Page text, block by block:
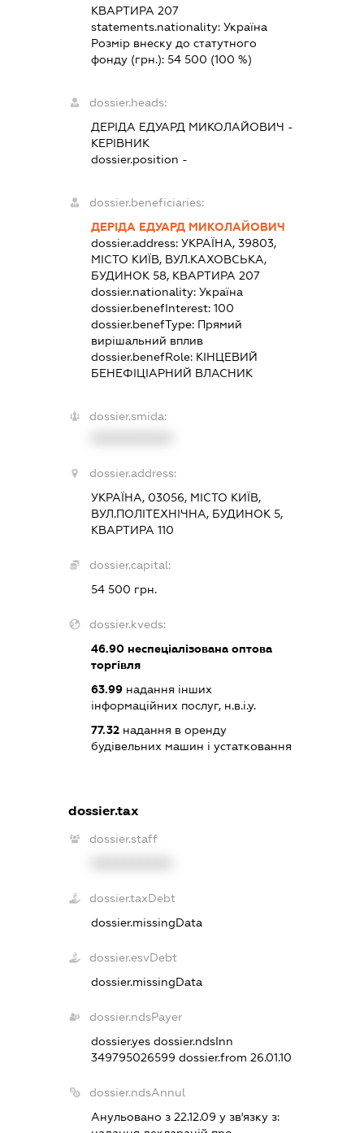
КВАРТИРА 207
statements.nationality: Україна
Розмір внеску до статутного
фонду (грн.): 54 500 (100 %)
dossier.heads:
ДЕРІДА ЕДУАРД МИКОЛАЙОВИЧ -
КЕРІВНИК
dossier.position -
dossier.beneficiaries:
ДЕРІДА ЕДУАРД МИКОЛАЙОВИЧ
dossier.address: УКРАЇНА, 39803,
МІСТО КИЇВ, ВУЛ.КАХОВСЬКА,
БУДИНОК 58, КВАРТИРА 207
dossier.nationality: Україна
dossier.benefInterest: 100
dossier.benefType: Прямий
вирішальний вплив
dossier.benefRole: КІНЦЕВИЙ
БЕНЕФІЦІАРНИЙ ВЛАСНИК
dossier.smida:
dossier.address:
УКРАЇНА, 03056, МІСТО КИЇВ,
ВУЛ.ПОЛІТЕХНІЧНА, БУДИНОК 5,
КВАРТИРА 110
dossier.capital:
54 500 грн.
dossier.kveds:
46.90неспеціалізована оптова
торгівля
63.99надання інших
інформаційних послуг, н.в.і.у.
77.32надання в оренду
будівельних машин і устатковання
dossier.tax
dossier.staff
dossier.taxDebt
dossier.missingData
dossier.esvDebt
dossier.missingData
dossier.ndsPayer
dossier.yes dossier.ndsInn
349795026599 dossier.from 26.01.10
dossier.ndsAnnul
Анульовано з 22.12.09 у зв'язку з: